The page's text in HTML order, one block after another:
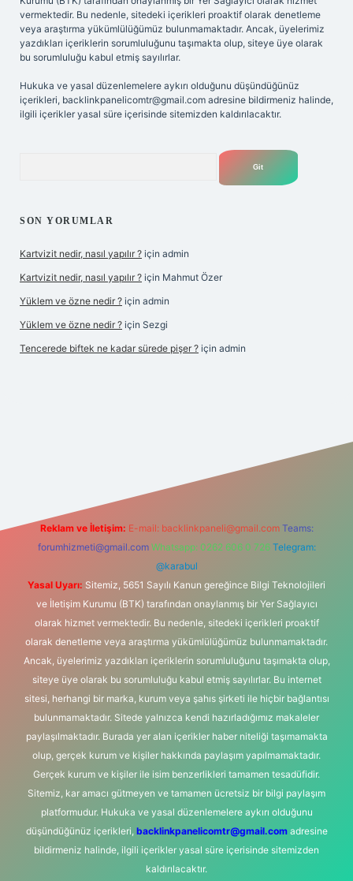
vermektedir. Bu nedenle, sitedeki içerikleri proaktif olarak denetleme
veya araştırma yükümlülüğümüz bulunmamaktadır. Ancak, üyelerimiz
yazdıkları içeriklerin sorumluluğunu taşımakta olup, siteye üye olarak
bu sorumluluğu kabul etmiş sayılırlar.
Hukuka ve yasal düzenlemelere aykırı olduğunu düşündüğünüz
içerikleri, backlinkpanelicomtr@gmail.com adresine bildirmeniz halinde,
ilgili içerikler yasal süre içerisinde sitemizden kaldırılacaktır.
SON YORUMLAR
Kartvizit nedir, nasıl yapılır ? için admin
Kartvizit nedir, nasıl yapılır ? için Mahmut Özer
Yüklem ve özne nedir ? için admin
Yüklem ve özne nedir ? için Sezgi
Tencerede biftek ne kadar sürede pişer ? için admin
https://betexpergir.net/
Reklam ve İletişim: E-mail: backlinkpaneli@gmail.com Teams:
forumhizmeti@gmail.com Whatsapp: 0262 606 0 726 Telegram:
@karabul
Yasal Uyarı: Sitemiz, 5651 Sayılı Kanun gereğince Bilgi Teknolojileri
ve İletişim Kurumu (BTK) tarafından onaylanmış bir Yer Sağlayıcı
olarak hizmet vermektedir. Bu nedenle, sitedeki içerikleri proaktif
olarak denetleme veya araştırma yükümlülüğümüz bulunmamaktadır.
Ancak, üyelerimiz yazdıkları içeriklerin sorumluluğunu taşımakta olup,
siteye üye olarak bu sorumluluğu kabul etmiş sayılırlar. Bu internet
sitesi, herhangi bir marka, kurum veya şahıs şirketi ile hiçbir bağlantısı
bulunmamaktadır. Sitede yalnızca kendi hazırladığımız makaleler
paylaşılmaktadır. Burada yer alan içerikler haber niteliği taşımamakta
olup, gerçek kurum ve kişiler hakkında paylaşım yapılmamaktadır.
Gerçek kurum ve kişiler ile isim benzerlikleri tamamen tesadüfidir.
Sitemiz, kar amacı gütmeyen ve tamamen ücretsiz bir bilgi paylaşım
platformudur. Hukuka ve yasal düzenlemelere aykırı olduğunu
düşündüğünüz içerikleri, backlinkpanelicomtr@gmail.comadresine
bildirmeniz halinde, ilgili içerikler yasal süre içerisinde sitemizden
kaldırılacaktır.